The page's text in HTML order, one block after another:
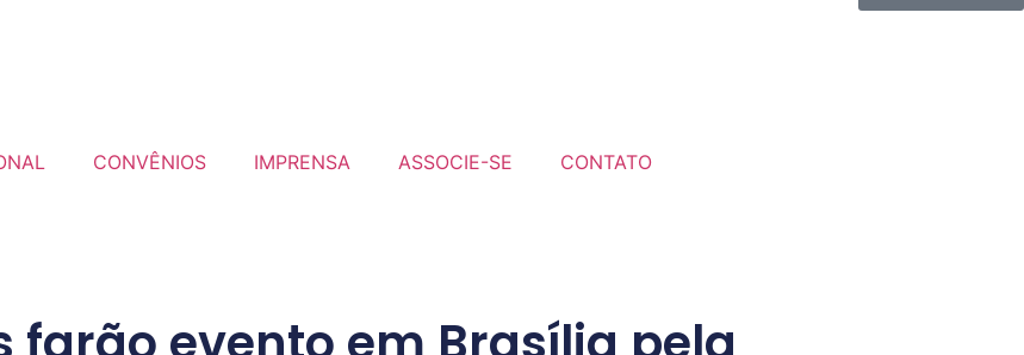
CONVÊNIOS IMPRENSA ASSOCIE-SE CONTATO